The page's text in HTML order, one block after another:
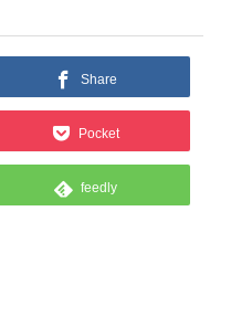
Share
Pocket
feedly